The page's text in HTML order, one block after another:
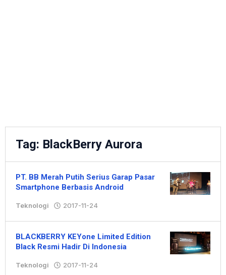
Tag: BlackBerry Aurora
PT. BB Merah Putih Serius Garap Pasar
Smartphone Berbasis Android
Teknologi 2017-11-24
BLACKBERRY KEYone Limited Edition
Black Resmi Hadir Di Indonesia
Teknologi 2017-11-24